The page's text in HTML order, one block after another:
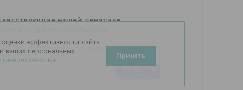
нашей тематике
.
обработки персональных
эффективности сайта
ваших персональных
обработки
Принять